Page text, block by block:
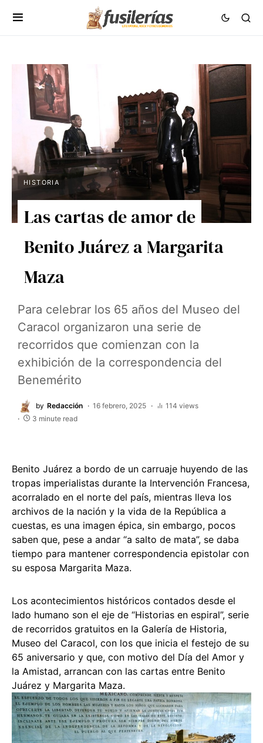
HISTORIA
Las cartas de amor de
Benito Juárez a Margarita
Maza
Para celebrar los 65 años del Museo del
Caracol organizaron una serie de
recorridos que comienzan con la
exhibición de la correspondencia del
Benemérito
by Redacción 16 febrero, 2025
114 views
3 minute read
Benito Juárez a bordo de un carruaje huyendo de las
tropas imperialistas durante la Intervención Francesa,
acorralado en el norte del país, mientras lleva los
archivos de la nación y la vida de la República a
cuestas, es una imagen épica, sin embargo, pocos
saben que, pese a andar “a salto de mata”, se daba
tiempo para mantener correspondencia epistolar con
su esposa Margarita Maza.
Los acontecimientos históricos contados desde el
lado humano son el eje de “Historias en espiral”, serie
de recorridos gratuitos en la Galería de Historia,
Museo del Caracol, con los que inicia el festejo de su
65 aniversario y que, con motivo del Día del Amor y
la Amistad, arrancan con las cartas entre Benito
Juárez y Margarita Maza.